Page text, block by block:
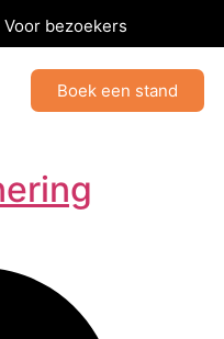
Voor bezoekers
Boek een stand